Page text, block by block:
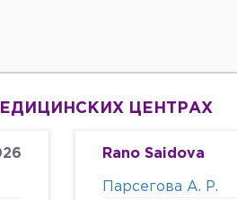
ЦЕНТРАХ
Rano Saidova
Парсегова А. Р.